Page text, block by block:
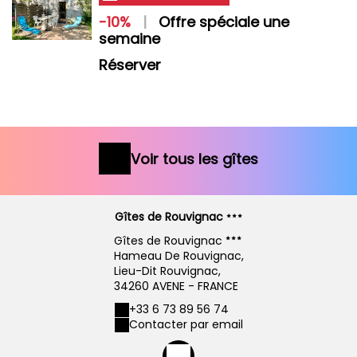
-10% |
Offre spéciale une
semaine
Réserver
Voir tous les gîtes
Gîtes de Rouvignac
Gîtes de Rouvignac
Hameau De Rouvignac,
Lieu-Dit Rouvignac,
34260 AVENE - FRANCE
+33 6 73 89 56 74
Contacter par email